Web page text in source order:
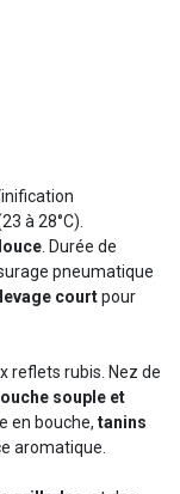
à 28°C).
. Durée de
pneumatique
courtpour
reflets rubis. Nez de
souple et
en bouche, tanins
aromatique.